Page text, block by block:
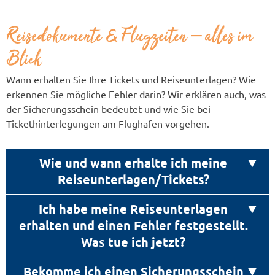
Lastschriftverfahren, EC-Karte bzw. bar bei
Tickethinterlegung am (Tickethinterlegung)
Flughafen. Sie können dies i.d.R. den
allgemeinen Geschäftsbedingungen der
Reiseveranstalter/ Leistungsträger entnehmen.
(siehe auch Punkt: Gebühren bei
Tickethinterlegungen)
vor Reiseantritt) wird sofort der Gesamtpreis
fällig. Gern stehen wir für Ihre Fragen bezüglich
Verfügung.
Reisedokumente & Flugzeiten – alles im
Blick
Wann erhalten Sie Ihre Tickets und Reiseunterlagen? Wie
erkennen Sie mögliche Fehler darin? Wir erklären auch, was
der Sicherungsschein bedeutet und wie Sie bei
Tickethinterlegungen am Flughafen vorgehen.
Wie und wann erhalte ich meine
Reiseunterlagen/Tickets?
Normalerweise werden alle Reiseunterlagen
sowie Tickets kostenfrei per Postbrief
zugestellt. Je nach Zahlungsart und
Kurzfristigkeit erhalten Sie die
Ich habe meine Reiseunterlagen
erhalten und einen Fehler festgestellt.
Was tue ich jetzt?
Bekomme ich einen Sicherungsschein